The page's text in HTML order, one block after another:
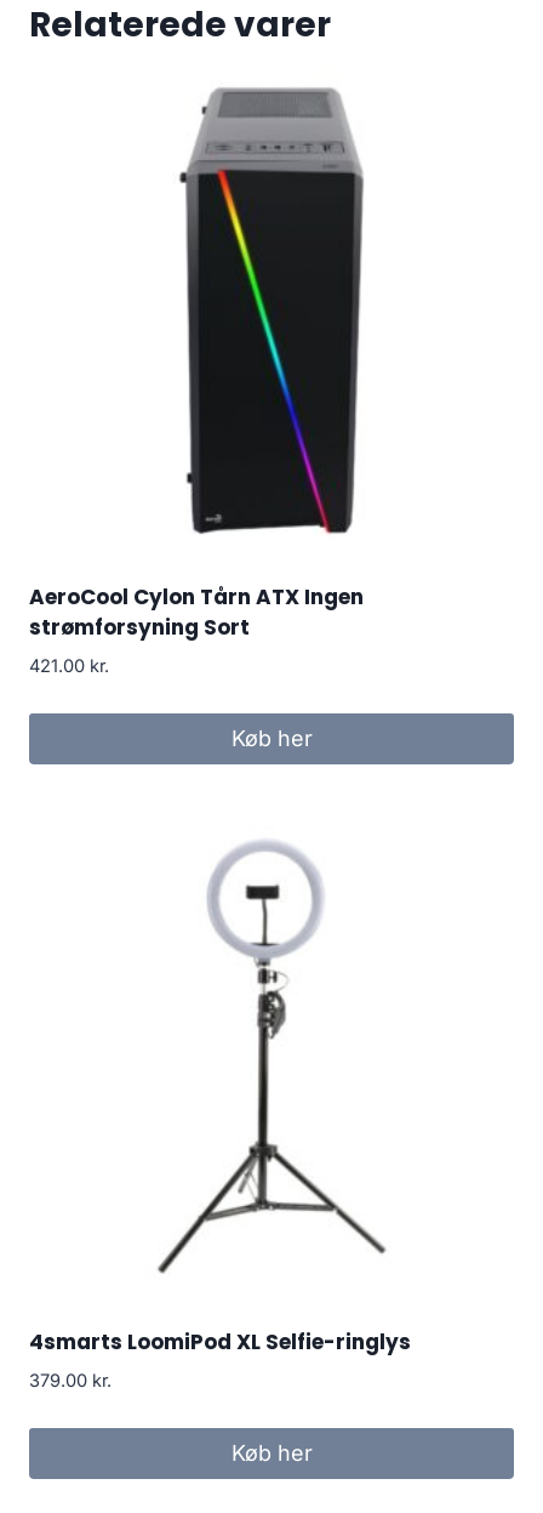
Relaterede varer
AeroCool Cylon Tårn ATX Ingen
strømforsyning Sort
421.00 kr.
Køb her
4smarts LoomiPod XL Selfie-ringlys
379.00 kr.
Køb her